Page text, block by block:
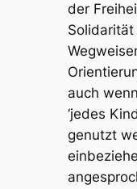
der
auch
‘jedes
genutzt